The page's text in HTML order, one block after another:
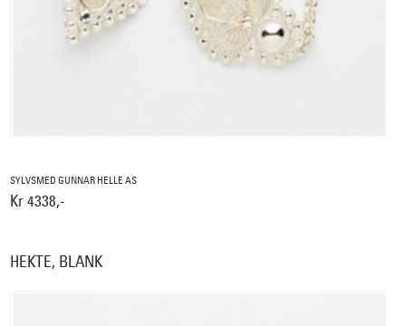
SYLVSMED GUNNAR HELLE AS
Kr 4338,-
HEKTE, BLANK